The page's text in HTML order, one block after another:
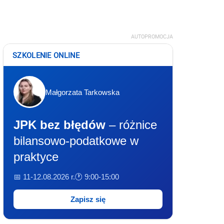
AUTOPROMOCJA
SZKOLENIE ONLINE
Małgorzata Tarkowska
JPK bez błędów – różnice
bilansowo-podatkowe w
praktyce
📅 11-12.08.2026 r.🕐 9:00-15:00
Zapisz się